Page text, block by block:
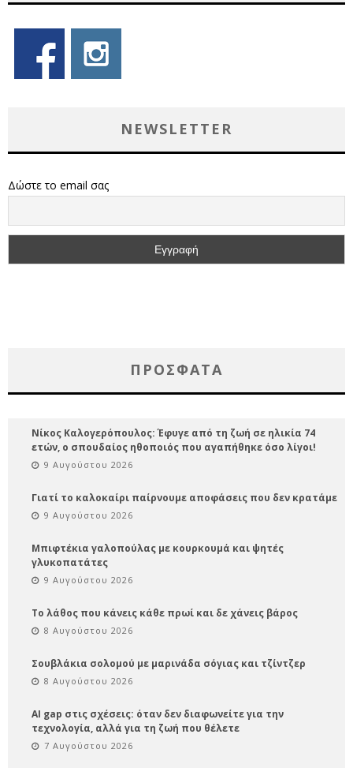
NEWSLETTER
Δώστε το email σας
ΠΡΌΣΦΑΤΑ
Νίκος Καλογερόπουλος: Έφυγε από τη ζωή σε ηλικία 74
ετών, ο σπουδαίος ηθοποιός που αγαπήθηκε όσο λίγοι!
9 Αυγούστου 2026
Γιατί το καλοκαίρι παίρνουμε αποφάσεις που δεν κρατάμε
9 Αυγούστου 2026
Μπιφτέκια γαλοπούλας με κουρκουμά και ψητές
γλυκοπατάτες
9 Αυγούστου 2026
Το λάθος που κάνεις κάθε πρωί και δε χάνεις βάρος
8 Αυγούστου 2026
Σουβλάκια σολομού με μαρινάδα σόγιας και τζίντζερ
8 Αυγούστου 2026
AI gap στις σχέσεις: όταν δεν διαφωνείτε για την
τεχνολογία, αλλά για τη ζωή που θέλετε
7 Αυγούστου 2026